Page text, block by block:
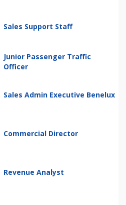
Sales Support Staff
Junior Passenger Traffic
Officer
Sales Admin Executive Benelux
Commercial Director
Revenue Analyst